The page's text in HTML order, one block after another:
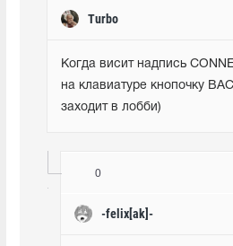
Turbo
Когда висит надпись
на клавиатуре кнопочку
заходит в лобби)
0
-felix[ak]-